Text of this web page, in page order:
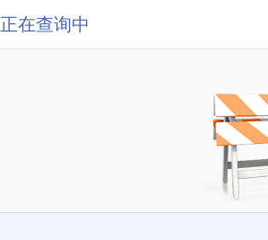
正在查询中